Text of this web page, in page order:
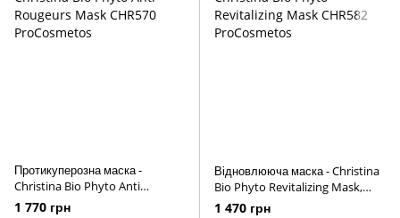
Протикуперозна маска -
Christina Bio Phyto Anti
Rougeurs Mask, 75ml
1 770 грн
Відновлююча маска - Christina
Bio Phyto Revitalizing Mask,
75ml
1 470 грн